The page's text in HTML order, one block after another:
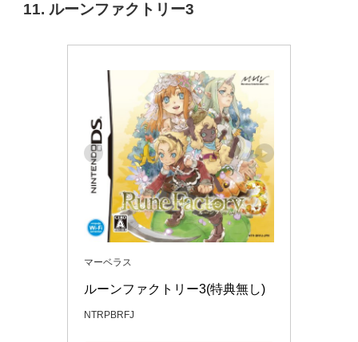
11. ルーンファクトリー3
マーベラス
ルーンファクトリー3(特典無し)
NTRPBRFJ